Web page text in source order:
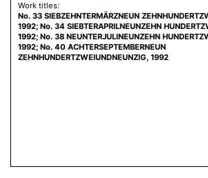
Work titles:
No. 33 SIEBZEHNTERMÄRZNEUN
1992; No. 34 SIEBTERAPRILNEUNZEHN
1992; No. 38 NEUNTERJULINEUNZEHN
1992; No. 40 ACHTERSEPTEMBERNEUN
ZEHNHUNDERTZWEIUNDNEUNZIG, 1992